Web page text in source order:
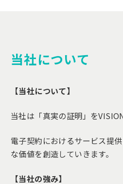
当社について
【当社について】
当社は「真実の証明」を
電子契約におけるサービス提
な価値を創造していきます。
【当社の強み】